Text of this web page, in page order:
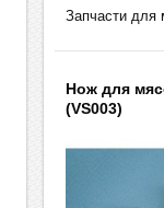
Запчасти для
Нож для
(VS003)